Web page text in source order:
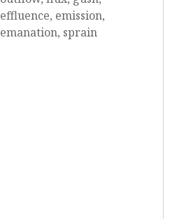
effluence, emission,
emanation, sprain